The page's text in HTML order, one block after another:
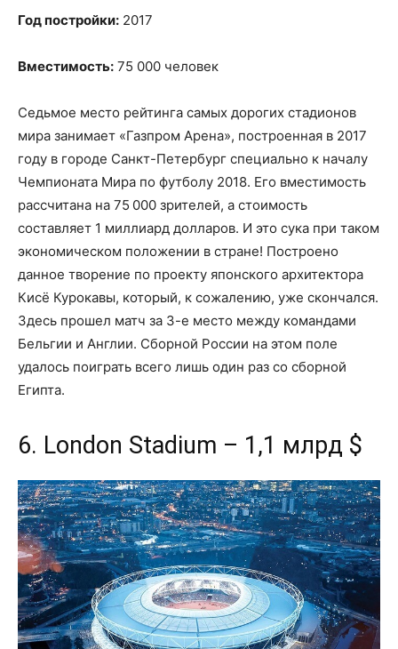
Год постройки: 2017
Вместимость: 75 000 человек
Седьмое место рейтинга самых дорогих стадионов
мира занимает «Газпром Арена», построенная в 2017
году в городе Санкт-Петербург специально к началу
Чемпионата Мира по футболу 2018. Его вместимость
рассчитана на 75 000 зрителей, а стоимость
составляет 1 миллиард долларов. И это сука при таком
экономическом положении в стране! Построено
данное творение по проекту японского архитектора
Кисё Курокавы, который, к сожалению, уже скончался.
Здесь прошел матч за 3-е место между командами
Бельгии и Англии. Сборной России на этом поле
удалось поиграть всего лишь один раз со сборной
Египта.
6. London Stadium – 1,1 млрд $